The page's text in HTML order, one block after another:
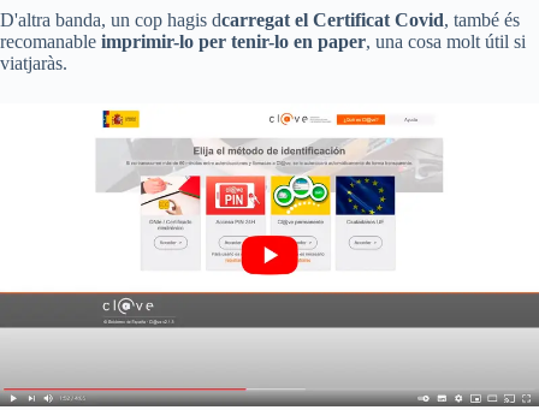
D'altra banda, un cop hagis dcarregat el Certificat Covid, també és
recomanable imprimir-lo per tenir-lo en paper, una cosa molt útil si
viatjaràs.